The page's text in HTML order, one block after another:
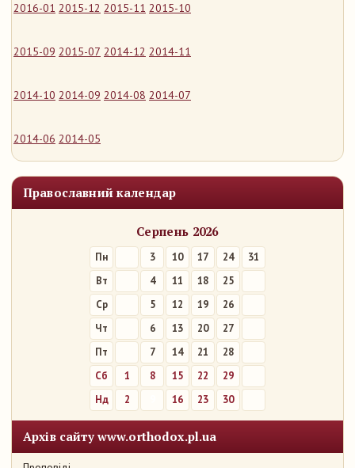
2016-01 2015-12 2015-11 2015-10
2015-09 2015-07 2014-12 2014-11
2014-10 2014-09 2014-08 2014-07
2014-06 2014-05
Православний календар
Серпень 2026
Пн 3 10 17 24
31
Вт
4 11 18
25
Ср
5 12 19
26
Чт
6 13 20
27
Пт
7 14 21
28
Сб
1 8 15 22
29
Нд
2 16 23 30
Архів сайту www.orthodox.pl.ua